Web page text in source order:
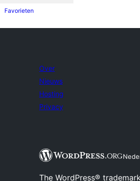
Favorieten
Over
Nieuws
Hosting
Privacy
The WordPress®